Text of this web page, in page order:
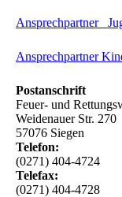
Ansprechpartner
Ansprechpartner
Postanschrift
Feuer- und
Weidenauer Str. 270
57076 Siegen
Telefon:
(0271) 404-4724
Telefax:
(0271) 404-4728